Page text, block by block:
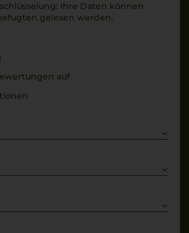
Geschmack
Ihre Daten können
gelesen werden.
auf